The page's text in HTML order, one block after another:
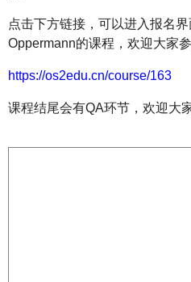
点击下方链接，可以进入报名
Oppermann的课程，欢迎大家
https://os2edu.cn/course/163
课程结尾会有QA环节，欢迎大